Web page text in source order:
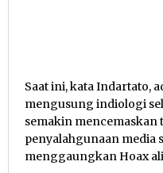
Saat ini, kata Indartato,
mengusung indiologi
semakin mencemaskan
penyalahgunaan media
menggaungkan Hoax